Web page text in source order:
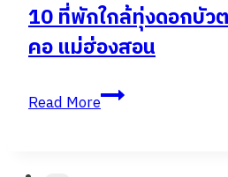
ฮิต
ในปี
10 ที่พักใกล้ทุ่งดอกบัว
คอ แม่ฮ่องสอน
Read More10
ที่พัก